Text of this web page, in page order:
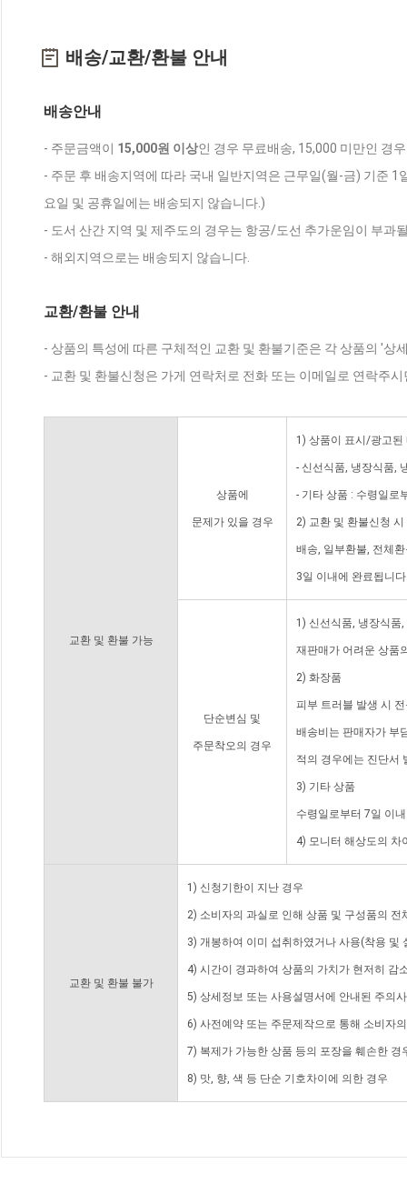
배송/교환/환불 안내
배송안내
- 주문금액이 15,000원 이상인 경우 무료배송, 15,000 미만인 경
- 주문 후 배송지역에 따라 국내 일반지역은 근무일(월-금) 기준
요일 및 공휴일에는 배송되지 않습니다.)
- 도서 산간 지역 및 제주도의 경우는 항공/도선 추가운임이 부과
- 해외지역으로는 배송되지 않습니다.
교환/환불 안내
- 상품의 특성에 따른 구체적인 교환 및 환불기준은 각 상품의 '상
- 교환 및 환불신청은 가게 연락처로 전화 또는 이메일로 연락주
교환 및 환불 가능
상품에
문제가 있을 경우
1) 상품이 표시/광고된
- 신선식품, 냉장식품,
- 기타 상품 : 수령일로
2) 교환 및 환불신청
배송, 일부환불, 전체
3일 이내에 완료됩니
단순변심 및
주문착오의 경우
1) 신선식품, 냉장식품
재판매가 어려운 상품
2) 화장품
피부 트러블 발생 시
배송비는 판매자가 부
적의 경우에는 진단서
3) 기타 상품
수령일로부터 7일 이
4) 모니터 해상도의 차
교환 및 환불 불가
1) 신청기한이 지난 경우
2) 소비자의 과실로 인해 상품 및 구성품의
3) 개봉하여 이미 섭취하였거나 사용(착용 및
4) 시간이 경과하여 상품의 가치가 현저히 감
5) 상세정보 또는 사용설명서에 안내된 주의
6) 사전예약 또는 주문제작으로 통해 소비자
7) 복제가 가능한 상품 등의 포장을 훼손한 경
8) 맛, 향, 색 등 단순 기호차이에 의한 경우